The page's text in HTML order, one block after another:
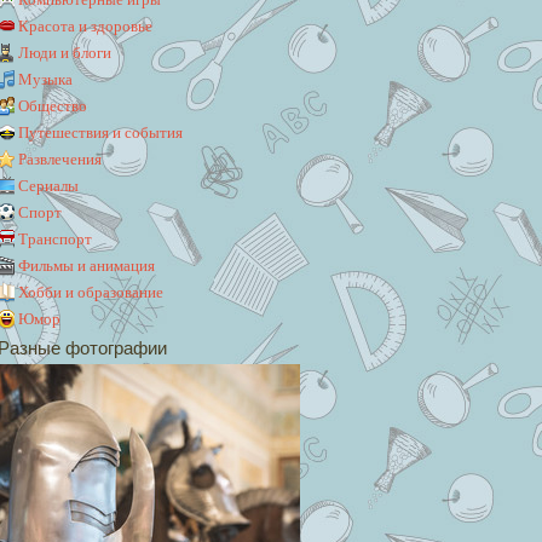
Красота и здоровье
Люди и блоги
Музыка
Общество
Путешествия и события
Развлечения
Сериалы
Спорт
Транспорт
Фильмы и анимация
Хобби и образование
Юмор
фотографии